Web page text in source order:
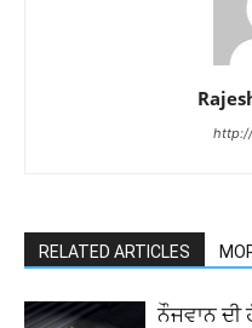
RELATED ARTICLES
ਨੌਜਵਾਨ ਦੀ